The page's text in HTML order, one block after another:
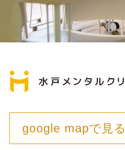
google mapで見る